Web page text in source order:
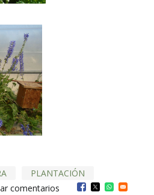
PLANTACIÓN
comentarios